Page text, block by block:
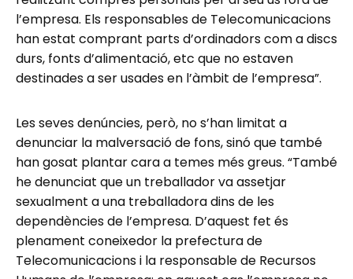
l’empresa. Els responsables de Telecomunicacions
han estat comprant parts d’ordinadors com a discs
durs, fonts d’alimentació, etc que no estaven
destinades a ser usades en l’àmbit de l’empresa”.
Les seves denúncies, però, no s’han limitat a
denunciar la malversació de fons, sinó que també
han gosat plantar cara a temes més greus. “També
he denunciat que un treballador va assetjar
sexualment a una treballadora dins de les
dependències de l’empresa. D’aquest fet és
plenament coneixedor la prefectura de
Telecomunicacions i la responsable de Recursos